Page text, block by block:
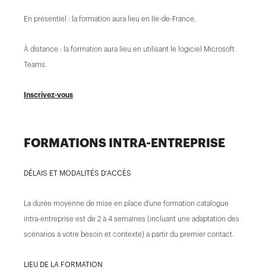
En présentiel : la formation aura lieu en Ile-de-France.
À distance : la formation aura lieu en utilisant le logiciel Microsoft
Teams.
Inscrivez-vous
FORMATIONS INTRA-ENTREPRISE
DÉLAIS ET MODALITÉS D’ACCÈS
La durée moyenne de mise en place d’une formation catalogue
intra-entreprise est de 2 à 4 semaines (incluant une adaptation des
scénarios à votre besoin et contexte) à partir du premier contact.
LIEU DE LA FORMATION